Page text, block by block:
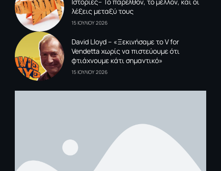
λέξεις μεταξύ τους
15 ΙΟΥΛΙΟΥ 2026
David Lloyd – «Ξεκινήσαμε το V for
Vendetta χωρίς να πιστεύουμε ότι
φτιάχνουμε κάτι σημαντικό»
15 ΙΟΥΛΙΟΥ 2026